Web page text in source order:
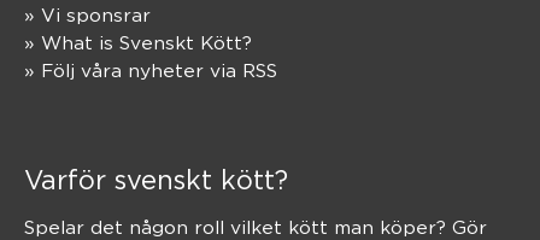
» Vi sponsrar
» What is Svenskt Kött?
» Följ våra nyheter via RSS
Varför svenskt kött?
Spelar det någon roll vilket kött man köper? Gör